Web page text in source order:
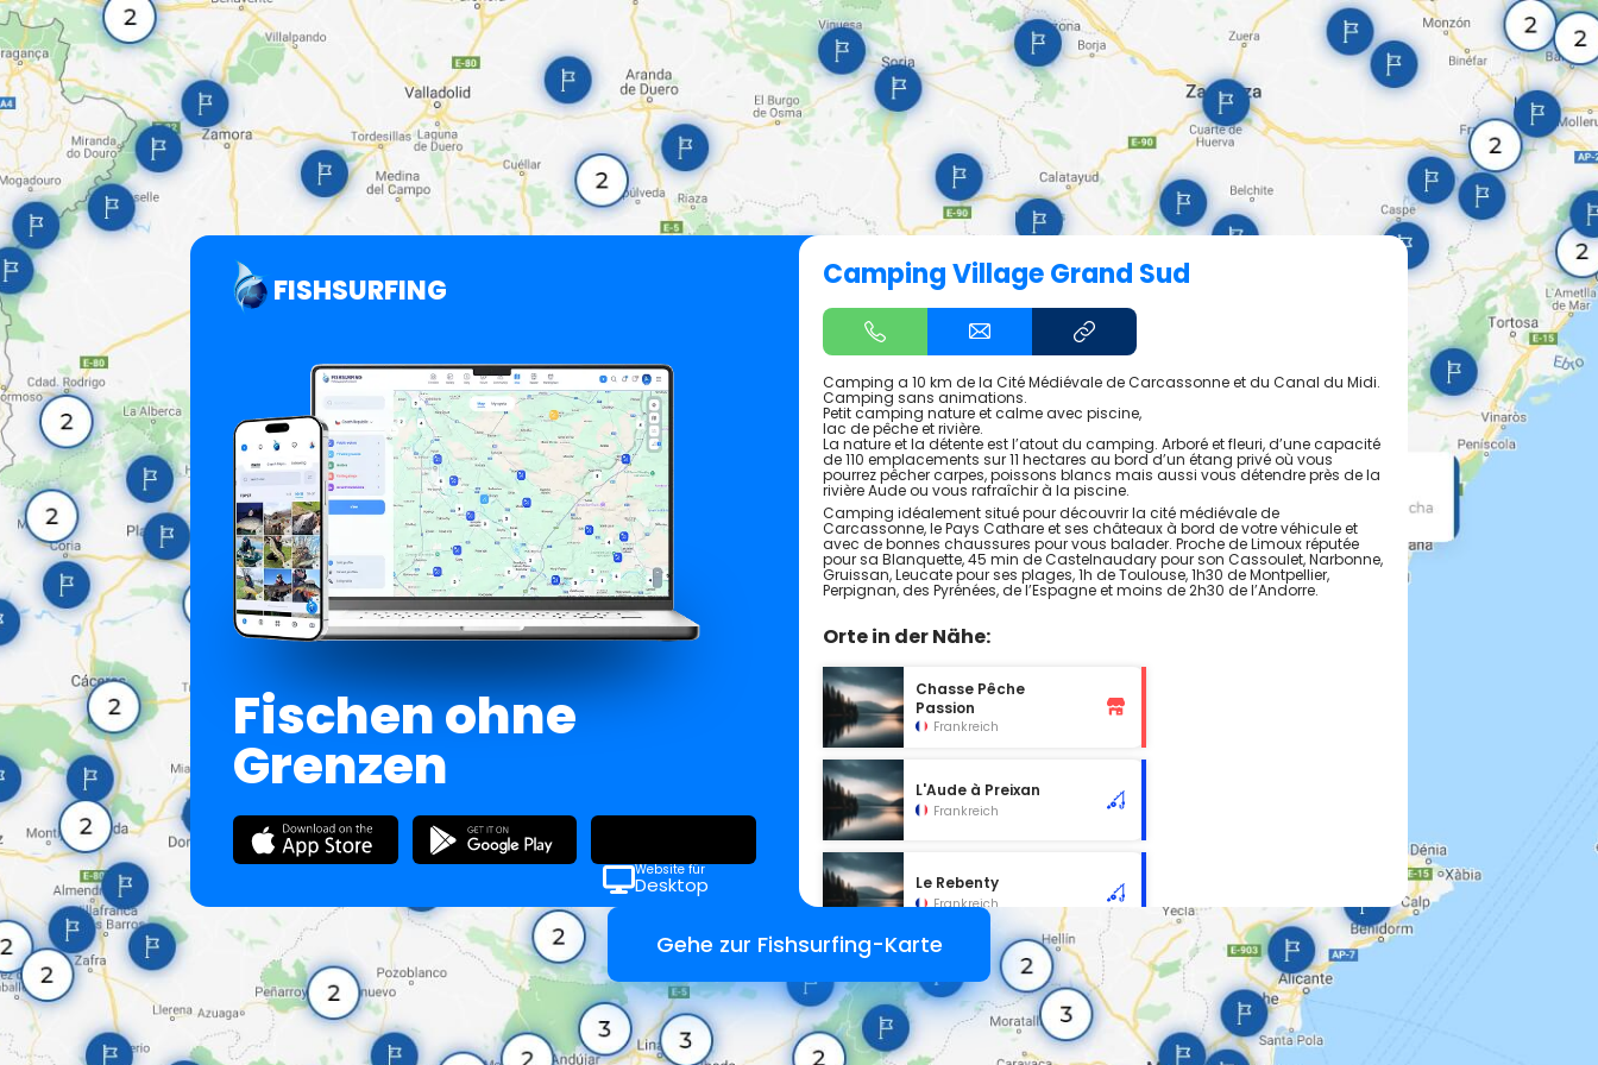
FISHSURFING
Fischen ohne
Grenzen
Website für
Desktop
Camping Village Grand Sud
Camping a 10 km de la Cité Médiévale de Carcassonne et du Canal du Midi.
Camping sans animations.
Petit camping nature et calme avec piscine,
lac de pêche et rivière.
La nature et la détente est l’atout du camping. Arboré et fleuri, d’une capacité
de 110 emplacements sur 11 hectares au bord d’un étang privé où vous
pourrez pêcher carpes, poissons blancs mais aussi vous détendre près de la
rivière Aude ou vous rafraîchir à la piscine.
Camping idéalement situé pour découvrir la cité médiévale de
Carcassonne, le Pays Cathare et ses châteaux à bord de votre véhicule et
avec de bonnes chaussures pour vous balader. Proche de Limoux réputée
pour sa Blanquette, 45 min de Castelnaudary pour son Cassoulet, Narbonne,
Gruissan, Leucate pour ses plages, 1h de Toulouse, 1h30 de Montpellier,
Perpignan, des Pyrénées, de l’Espagne et moins de 2h30 de l’Andorre.
Orte in der Nähe:
Chasse Pêche
Passion
Frankreich
L'Aude à Preixan
Frankreich
Le Rebenty
Frankreich
Gehe zur Fishsurfing-Karte